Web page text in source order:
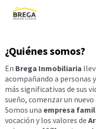
¿Quiénes somos?
En Brega Inmobiliaria
acompañando a personas
más significativas de sus
sueño, comenzar un
Somos una empresa
vocación y los valores de